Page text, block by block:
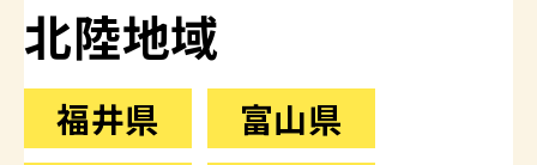
北陸地域
福井県
富山県